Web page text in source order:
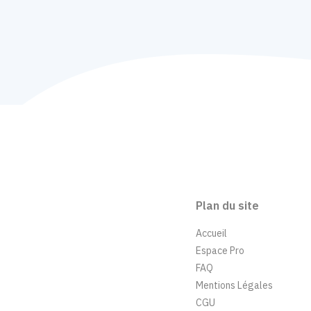
Plan du site
Accueil
Espace Pro
FAQ
Mentions Légales
CGU